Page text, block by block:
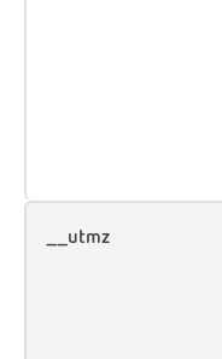
__utmz